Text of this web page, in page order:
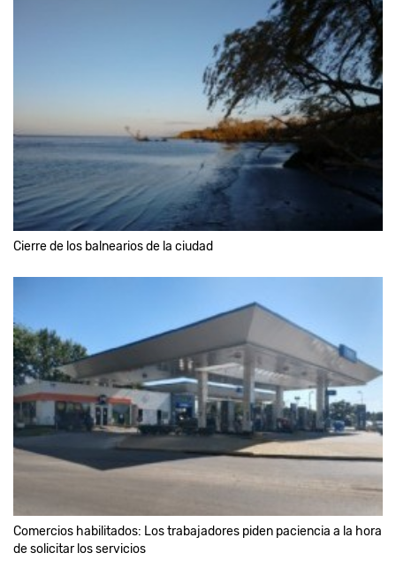
Cierre de los balnearios de la ciudad
Comercios habilitados: Los trabajadores piden paciencia a la hora
de solicitar los servicios